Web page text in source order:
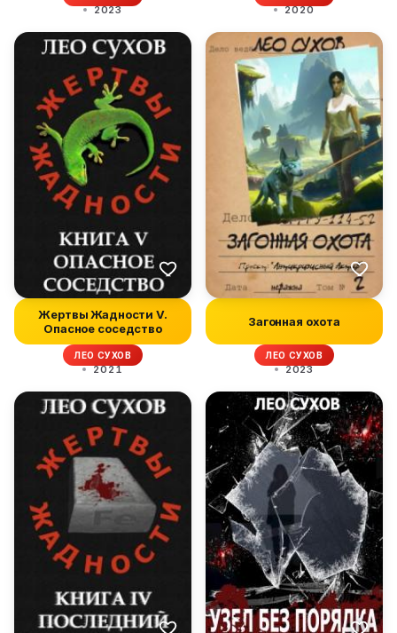
2023 2020
Жертвы Жадности V.
Опасное соседство
ЛЕО СУХОВ
2021
Загонная охота
ЛЕО СУХОВ
2023